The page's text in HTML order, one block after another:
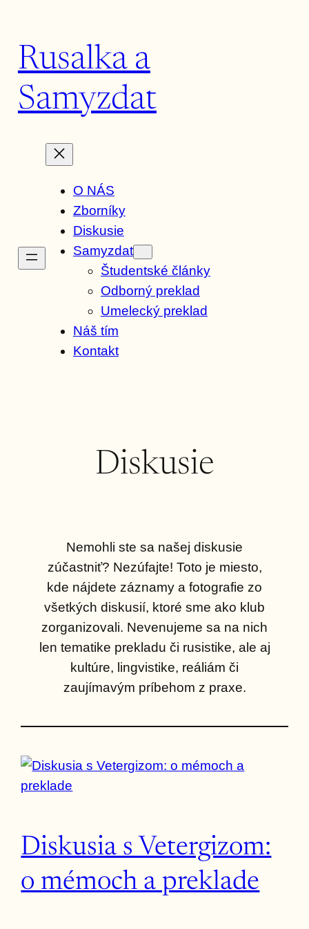
obsah
Rusalka a
Samyzdat
O NÁS
Zborníky
Diskusie
Samyzdat
Študentské články
Odborný preklad
Umelecký preklad
Náš tím
Kontakt
Diskusie
Nemohli ste sa našej diskusie
zúčastniť? Nezúfajte! Toto je miesto,
kde nájdete záznamy a fotografie zo
všetkých diskusií, ktoré sme ako klub
zorganizovali. Nevenujeme sa na nich
len tematike prekladu či rusistike, ale aj
kultúre, lingvistike, reáliám či
zaujímavým príbehom z praxe.
Diskusia s Vetergizom:
o mémoch a preklade